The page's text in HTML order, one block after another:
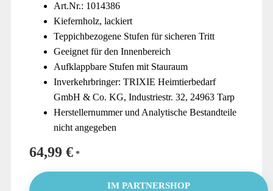
Art.Nr.: 1014386
Kiefernholz, lackiert
Teppichbezogene Stufen für sicheren Tritt
Geeignet für den Innenbereich
Aufklappbare Stufen mit Stauraum
Inverkehrbringer: TRIXIE Heimtierbedarf
GmbH & Co. KG, Industriestr. 32, 24963 Tarp
Herstellernummer und Analytische Bestandteile
nicht angegeben
64,99 €
IM PARTNERSHOP